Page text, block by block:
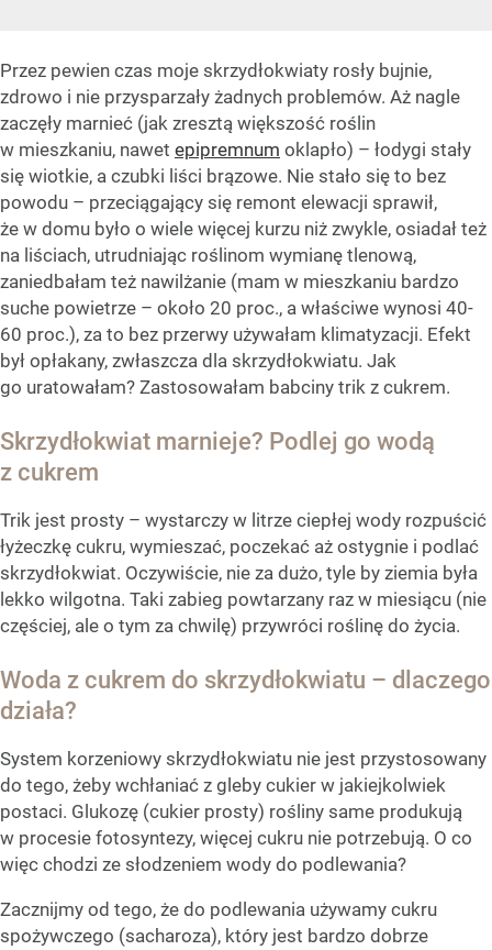
Przez pewien czas moje skrzydłokwiaty rosły bujnie,
zdrowo i nie przysparzały żadnych problemów. Aż nagle
zaczęły marnieć (jak zresztą większość roślin
w mieszkaniu, nawet epipremnum oklapło) – łodygi stały
się wiotkie, a czubki liści brązowe. Nie stało się to bez
powodu – przeciągający się remont elewacji sprawił,
że w domu było o wiele więcej kurzu niż zwykle, osiadał też
na liściach, utrudniając roślinom wymianę tlenową,
zaniedbałam też nawilżanie (mam w mieszkaniu bardzo
suche powietrze – około 20 proc., a właściwe wynosi 40-
60 proc.), za to bez przerwy używałam klimatyzacji. Efekt
był opłakany, zwłaszcza dla skrzydłokwiatu. Jak
go uratowałam? Zastosowałam babciny trik z cukrem.
Skrzydłokwiat marnieje? Podlej go wodą
z cukrem
Trik jest prosty – wystarczy w litrze ciepłej wody rozpuścić
łyżeczkę cukru, wymieszać, poczekać aż ostygnie i podlać
skrzydłokwiat. Oczywiście, nie za dużo, tyle by ziemia była
lekko wilgotna. Taki zabieg powtarzany raz w miesiącu (nie
częściej, ale o tym za chwilę) przywróci roślinę do życia.
Woda z cukrem do skrzydłokwiatu – dlaczego
działa?
System korzeniowy skrzydłokwiatu nie jest przystosowany
do tego, żeby wchłaniać z gleby cukier w jakiejkolwiek
postaci. Glukozę (cukier prosty) rośliny same produkują
w procesie fotosyntezy, więcej cukru nie potrzebują. O co
więc chodzi ze słodzeniem wody do podlewania?
Zacznijmy od tego, że do podlewania używamy cukru
spożywczego (sacharoza), który jest bardzo dobrze